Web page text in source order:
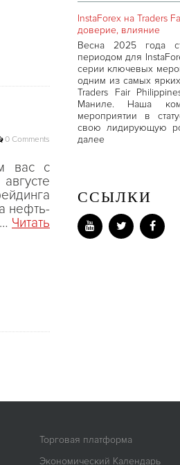
0 Comments
вас с
нефть-
Читать
InstaForex на Traders
доверие, влияние
Весна 2025 года
периодом для
серии ключевых
одним из самых
Traders Fair
Маниле. Наша
мероприятии в
свою лидирующую
далее
ССЫЛКИ
Торговая платформа
Экономический Календарь